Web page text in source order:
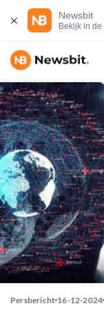
Newsbit
Bekijk in
Persbericht 16-12-2024